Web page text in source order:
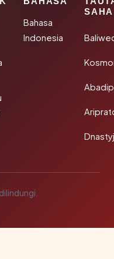
Bahasa
Indonesia